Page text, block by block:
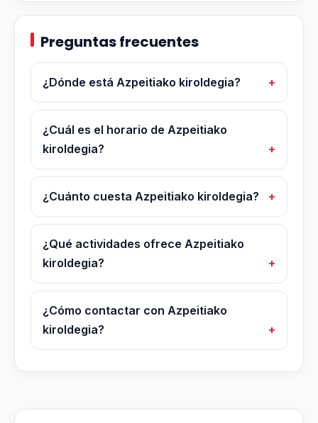
Preguntas frecuentes
¿Dónde está Azpeitiako kiroldegia?
¿Cuál es el horario de Azpeitiako
kiroldegia?
¿Cuánto cuesta Azpeitiako kiroldegia?
¿Qué actividades ofrece Azpeitiako
kiroldegia?
¿Cómo contactar con Azpeitiako
kiroldegia?